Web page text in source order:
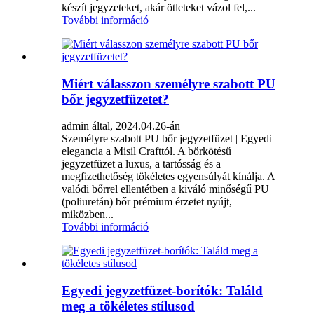
készít jegyzeteket, akár ötleteket vázol fel,...
További információ
Miért válasszon személyre szabott PU
bőr jegyzetfüzetet?
admin által, 2024.04.26-án
Személyre szabott PU bőr jegyzetfüzet | Egyedi
elegancia a Misil Crafttól. A bőrkötésű
jegyzetfüzet a luxus, a tartósság és a
megfizethetőség tökéletes egyensúlyát kínálja. A
valódi bőrrel ellentétben a kiváló minőségű PU
(poliuretán) bőr prémium érzetet nyújt,
miközben...
További információ
Egyedi jegyzetfüzet-borítók: Találd
meg a tökéletes stílusod